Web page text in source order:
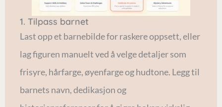
1. Tilpass barnet
Last opp et barnebilde for raskere oppsett, eller
lag figuren manuelt ved å velge detaljer som
frisyre, hårfarge, øyenfarge og hudtone. Legg til
barnets navn, dedikasjon og